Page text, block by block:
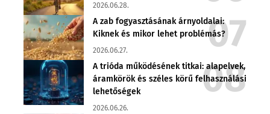
2026.06.28.
A zab fogyasztásának árnyoldalai:
Kiknek és mikor lehet problémás?
2026.06.27.
A trióda működésének titkai: alapelvek,
áramkörök és széles körű felhasználási
lehetőségek
2026.06.26.